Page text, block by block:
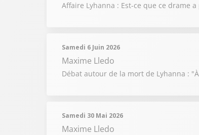
Affaire Lyhanna : Est-ce que ce drame
Samedi 6 Juin 2026
Maxime Lledo
Débat autour de la mort de Lyhanna :
Samedi 30 Mai 2026
Maxime Lledo